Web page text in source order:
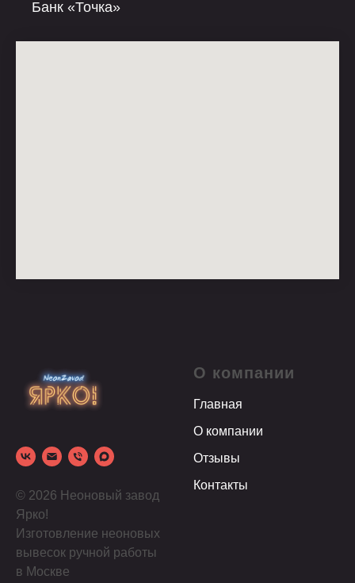
Банк «Точка»
© 2026 Неоновый завод
Ярко!
Изготовление неоновых
вывесок ручной работы
в Москве
О компании
Главная
О компании
Отзывы
Контакты